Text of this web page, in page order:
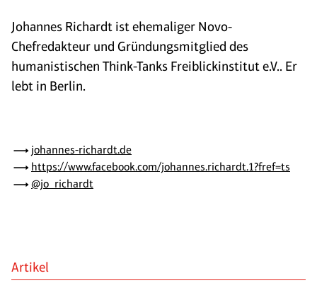
Johannes Richardt ist ehemaliger Novo-
Chefredakteur und Gründungsmitglied des
humanistischen Think-Tanks Freiblickinstitut e.V.. Er
lebt in Berlin.
johannes-richardt.de
https://www.facebook.com/johannes.richardt.1?fref=ts
@jo_richardt
Artikel